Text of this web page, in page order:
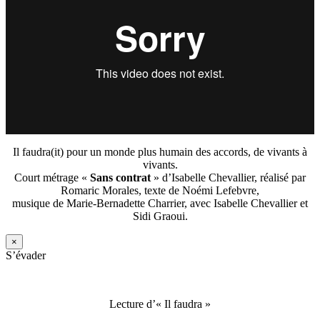
Il faudra(it) pour un monde plus humain des accords, de vivants à
vivants.
Court métrage « Sans contrat » d’Isabelle Chevallier, réalisé par
Romaric Morales, texte de Noémi Lefebvre,
musique de Marie-Bernadette Charrier, avec Isabelle Chevallier et
Sidi Graoui.
×
S’évader
Lecture d’« Il faudra »